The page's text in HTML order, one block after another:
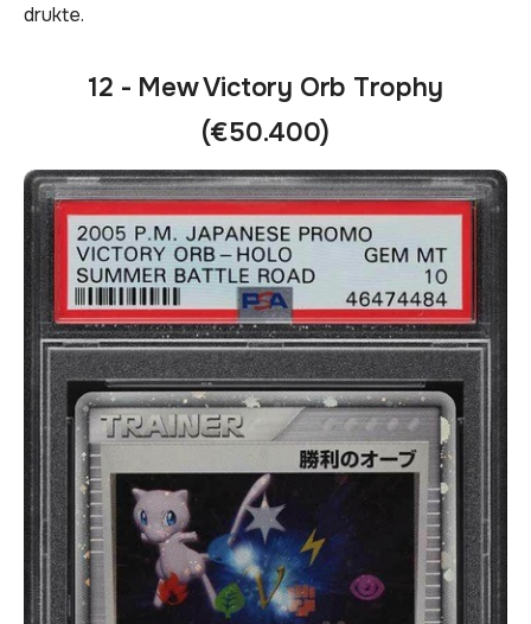
drukte.
12 - Mew Victory Orb Trophy
(€50.400)